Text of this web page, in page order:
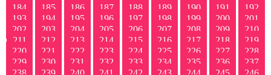
184
185 186 187 188 189 190 191
192
193
194 195 196 197 198 199 200
201
202
203 204 205 206 207 208 209
210
211
212 213 214 215 216 217 218
219
220
221 222 223 224 225 226 227
228
229
230 231 232 233 234 235 236
237
238
239 240 241 242 243 244 245
246